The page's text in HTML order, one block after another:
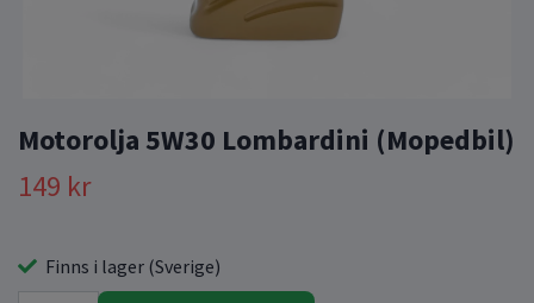
Motorolja 5W30 Lombardini (Mopedbil)
149 kr
Finns i lager (Sverige)